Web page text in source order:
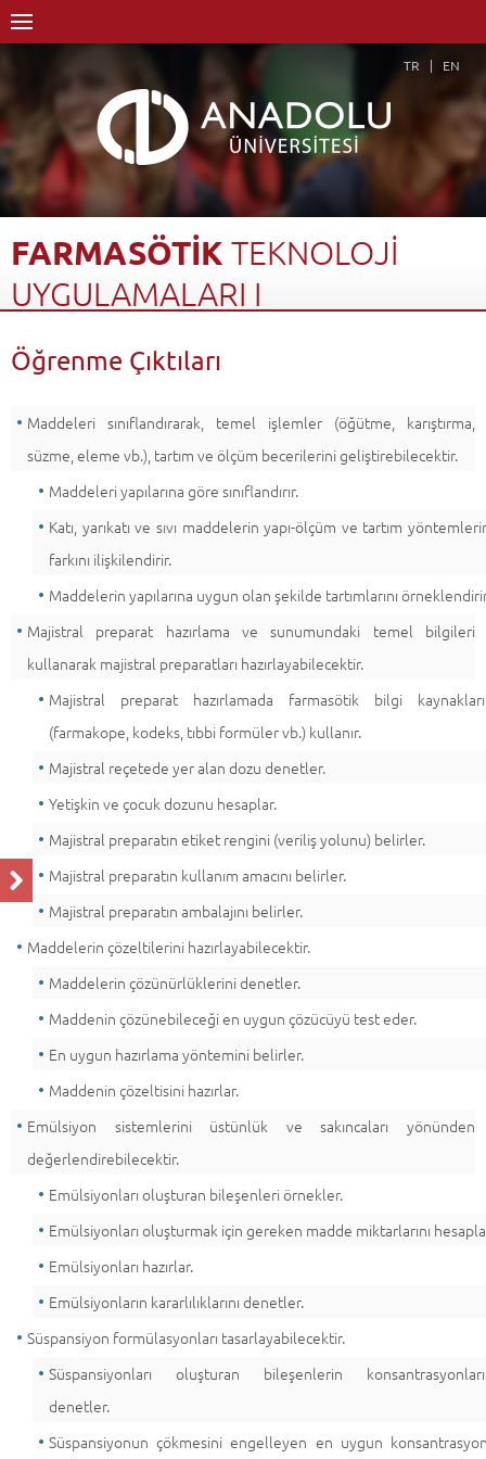
TR EN
FARMASÖTİK TEKNOLOJİ
UYGULAMALARI I
Dersler - AKTS Kredileri
Farmasötik Teknoloji Uygulamaları I
Öğrenme Çıktıları
Maddeleri sınıflandırarak, temel işlemler (öğütme, karıştırma,
süzme, eleme vb.), tartım ve ölçüm becerilerini geliştirebilecektir.
Maddeleri yapılarına göre sınıflandırır.
Katı, yarıkatı ve sıvı maddelerin yapı-ölçüm ve tartım
farkını ilişkilendirir.
Maddelerin yapılarına uygun olan şekilde tartımlarını
Majistral preparat hazırlama ve sunumundaki temel bilgileri
kullanarak majistral preparatları hazırlayabilecektir.
Majistral preparat hazırlamada farmasötik bilgi
(farmakope, kodeks, tıbbi formüler vb.) kullanır.
Majistral reçetede yer alan dozu denetler.
Yetişkin ve çocuk dozunu hesaplar.
Majistral preparatın etiket rengini (veriliş yolunu) belirler.
Majistral preparatın kullanım amacını belirler.
Majistral preparatın ambalajını belirler.
Maddelerin çözeltilerini hazırlayabilecektir.
Maddelerin çözünürlüklerini denetler.
Maddenin çözünebileceği en uygun çözücüyü test eder.
En uygun hazırlama yöntemini belirler.
Maddenin çözeltisini hazırlar.
Emülsiyon sistemlerini üstünlük ve sakıncaları yönünden
değerlendirebilecektir.
Emülsiyonları oluşturan bileşenleri örnekler.
Emülsiyonları oluşturmak için gereken madde miktarlarını
Emülsiyonları hazırlar.
Emülsiyonların kararlılıklarını denetler.
Süspansiyon formülasyonları tasarlayabilecektir.
Süspansiyonları oluşturan bileşenlerin
denetler.
Süspansiyonun çökmesini engelleyen en uygun